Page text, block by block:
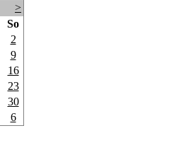
>
So
2
9
16
23
30
6